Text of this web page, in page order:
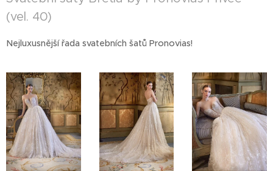
(vel. 40)
Nejluxusnější řada svatebních šatů Pronovias!